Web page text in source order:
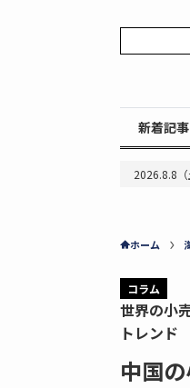
新着記事
2026.8.8（
ホーム
コラム
世界の小
トレンド
中国